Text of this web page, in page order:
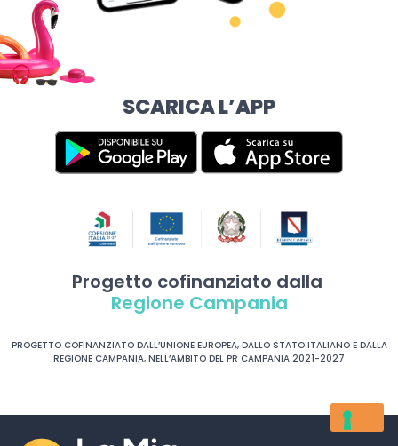
SCARICA L’APP
Progetto cofinanziato dalla
Regione Campania
PROGETTO COFINANZIATO DALL’UNIONE EUROPEA, DALLO STATO ITALIANO E DALLA
REGIONE CAMPANIA, NELL’AMBITO DEL PR CAMPANIA 2021-2027